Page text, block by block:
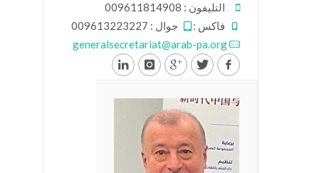
التليفون : 009611814908
فاكس :
جوال : 009613223227
generalsecretariat@arab-pa.org